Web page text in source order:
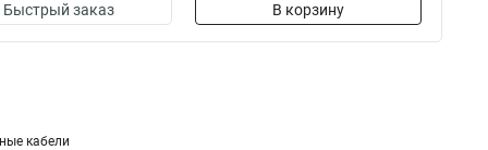
Быстрый заказ В корзину
кабели